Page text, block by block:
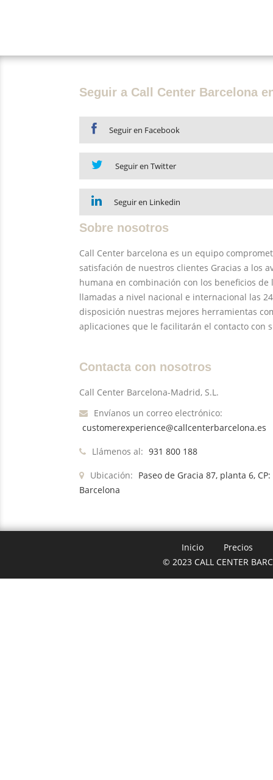
Seguir a Call Center Barcelona
Seguir en Facebook
Seguir en Twitter
Seguir en Linkedin
Sobre nosotros
Call Center barcelona es un equipo
satisfación de nuestros clientes Gracias a los
humana en combinación con los beneficios
llamadas a nivel nacional e internacional las
disposición nuestras mejores herramientas
aplicaciones que le facilitarán el contacto con
Contacta con nosotros
Call Center Barcelona-Madrid, S.L.
Envíanos un correo electrónico:
customerexperience@callcenterbarcelona.es
Llámenos al: 931 800 188
Ubicación: Paseo de Gracia 87, planta 6,
Barcelona
Inicio Precios
© 2023 CALL CENTER